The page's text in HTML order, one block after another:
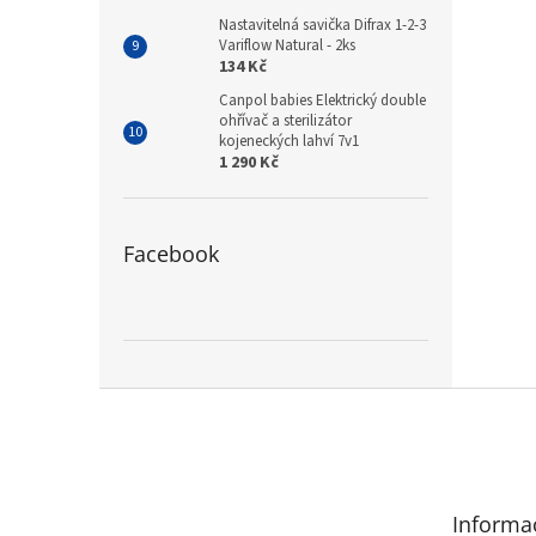
Nastavitelná savička Difrax 1-2-3
Variflow Natural - 2ks
134 Kč
Canpol babies Elektrický double
ohřívač a sterilizátor
kojeneckých lahví 7v1
1 290 Kč
Facebook